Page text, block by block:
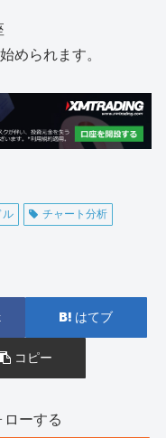
められます。
ル
チャート分析
はてブ
コピー
ローする